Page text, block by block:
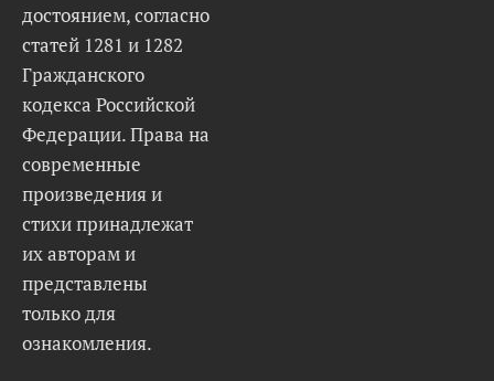
достоянием, согласно
статей 1281 и 1282
Гражданского
кодекса Российской
Федерации. Права на
современные
произведения и
стихи принадлежат
их авторам и
представлены
только для
ознакомления.